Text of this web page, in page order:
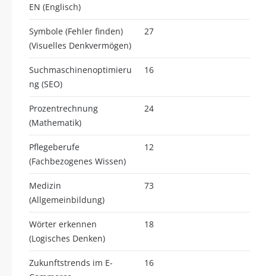
EN (Englisch)
Symbole (Fehler finden)
(Visuelles Denkvermögen)
27
Suchmaschinenoptimieru
ng (SEO)
16
Prozentrechnung
(Mathematik)
24
Pflegeberufe
(Fachbezogenes Wissen)
12
Medizin
(Allgemeinbildung)
73
Wörter erkennen
(Logisches Denken)
18
Zukunftstrends im E-
16